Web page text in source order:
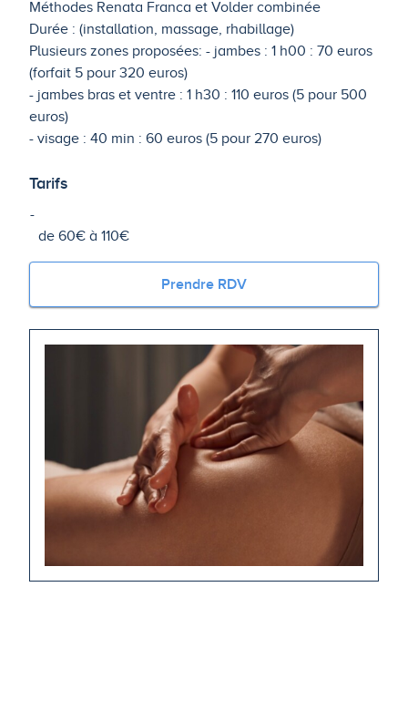
Méthodes Renata Franca et Volder combinée
Durée : (installation, massage, rhabillage)
Plusieurs zones proposées: - jambes : 1 h00 : 70 euros
(forfait 5 pour 320 euros)
- jambes bras et ventre : 1 h30 : 110 euros (5 pour 500
euros)
- visage : 40 min : 60 euros (5 pour 270 euros)
Tarifs
de 60€ à 110€
Prendre RDV